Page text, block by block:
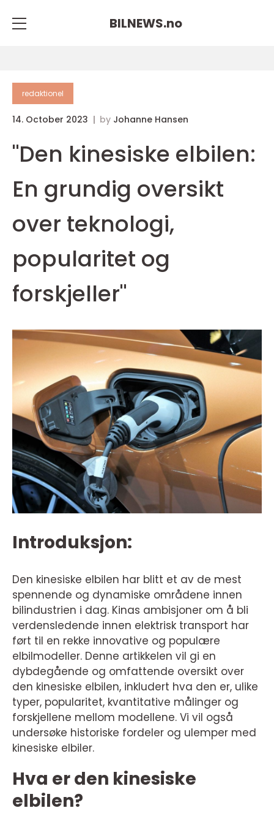
BILNEWS.no
redaktionel
14. October 2023 by Johanne Hansen
"Den kinesiske elbilen:
En grundig oversikt
over teknologi,
popularitet og
forskjeller"
Introduksjon:
Den kinesiske elbilen har blitt et av de mest
spennende og dynamiske områdene innen
bilindustrien i dag. Kinas ambisjoner om å bli
verdensledende innen elektrisk transport har
ført til en rekke innovative og populære
elbilmodeller. Denne artikkelen vil gi en
dybdegående og omfattende oversikt over
den kinesiske elbilen, inkludert hva den er, ulike
typer, popularitet, kvantitative målinger og
forskjellene mellom modellene. Vi vil også
undersøke historiske fordeler og ulemper med
kinesiske elbiler.
Hva er den kinesiske
elbilen?